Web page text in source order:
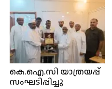
കെ.ഐ.സി യാത്രയപ്പ്
സംഘടിപ്പിച്ചു